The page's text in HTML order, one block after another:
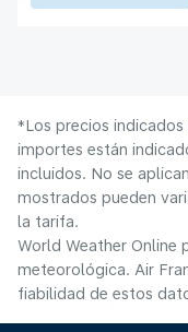
*Los precios
importes están
incluidos. No se
mostrados pueden
la tarifa.
World Weather Online
meteorológica. Air
fiabilidad de estos